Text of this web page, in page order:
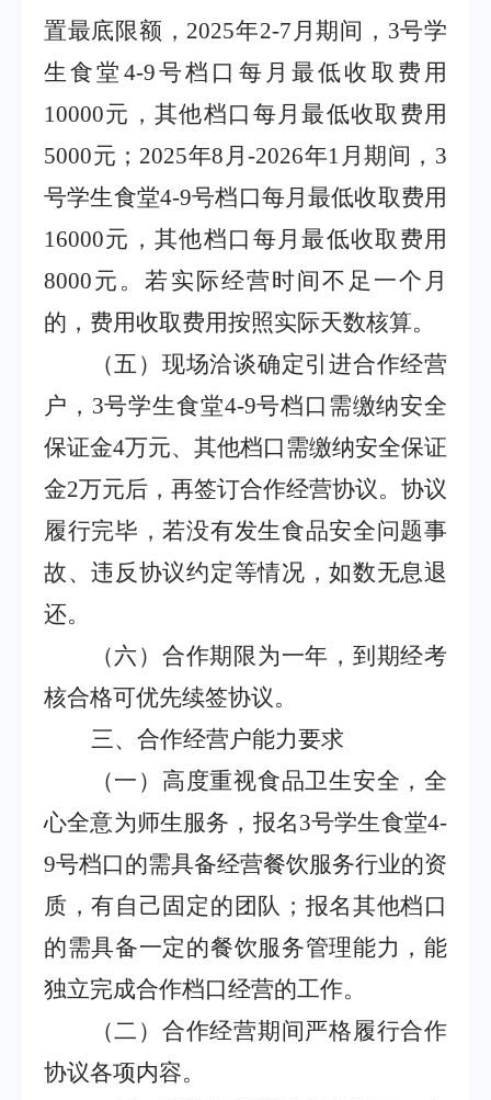
置最底限额， 2025年2-7 月期间， 3号学
生食堂 4-9号档口每月最低收取费用
10000元，其他档口每月最低收取费用
5000元； 2025年8 月-2026年1 月期间， 3
号学生食堂4-9号档口每月最低收取费用
16000元，其他档口每月最低收取费用
8000元。若实际经营时间不足一个月
的，费用收取费用按照实际天数核算。
（五）现场洽谈确定引进合作经营
户， 3号学生食堂4-9号档口需缴纳安全
保证金4万元、其他档口需缴纳安全保证
金2万元后，再签订合作经营协议。协议
履行完毕，若没有发生食品安全问题事
故、违反协议约定等情况，如数无息退
还。
（六）合作期限为一年，到期经考
核合格可优先续签协议。
三、合作经营户能力要求
（一）高度重视食品卫生安全，全
心全意为师生服务，报名3号学生食堂4-
9号档口的需具备经营餐饮服务行业的资
质，有自己固定的团队；报名其他档口
的需具备一定的餐饮服务管理能力，能
独立完成合作档口经营的工作。
（二）合作经营期间严格履行合作
协议各项内容。